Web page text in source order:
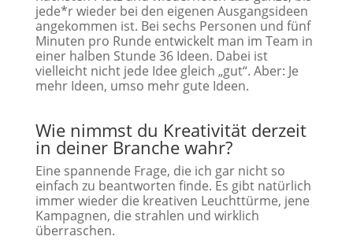
jede*r wieder bei den eigenen Ausgangsideen
angekommen ist. Bei sechs Personen und fünf
Minuten pro Runde entwickelt man im Team in
einer halben Stunde 36 Ideen. Dabei ist
vielleicht nicht jede Idee gleich „gut“. Aber: Je
mehr Ideen, umso mehr gute Ideen.
Wie nimmst du Kreativität derzeit
in deiner Branche wahr?
Eine spannende Frage, die ich gar nicht so
einfach zu beantworten finde. Es gibt natürlich
immer wieder die kreativen Leuchttürme, jene
Kampagnen, die strahlen und wirklich
überraschen.